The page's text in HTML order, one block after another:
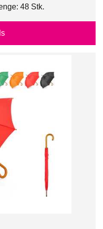
48 Stk.